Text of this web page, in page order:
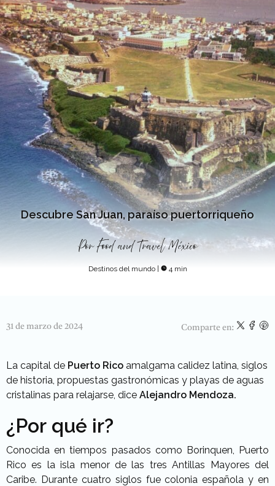
Descubre San Juan, paraíso puertorriqueño
Por Food and Travel México
Destinos del mundo | 4 min
31 de marzo de 2024 Comparte en:
La capital de Puerto Rico amalgama calidez latina, siglos
de historia, propuestas gastronómicas y playas de aguas
cristalinas para relajarse, dice Alejandro Mendoza.
¿Por qué ir?
Conocida en tiempos pasados como Borinquen, Puerto
Rico es la isla menor de las tres Antillas Mayores del
Caribe. Durante cuatro siglos fue colonia española y en